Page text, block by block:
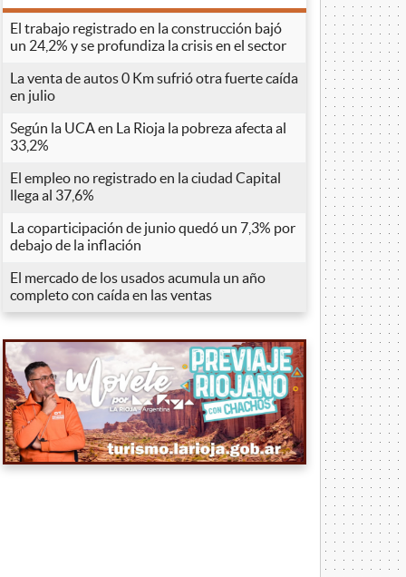
El trabajo registrado en la construcción bajó
un 24,2% y se profundiza la crisis en el sector
La venta de autos 0 Km sufrió otra fuerte caída
en julio
Según la UCA en La Rioja la pobreza afecta al
33,2%
El empleo no registrado en la ciudad Capital
llega al 37,6%
La coparticipación de junio quedó un 7,3% por
debajo de la inflación
El mercado de los usados acumula un año
completo con caída en las ventas